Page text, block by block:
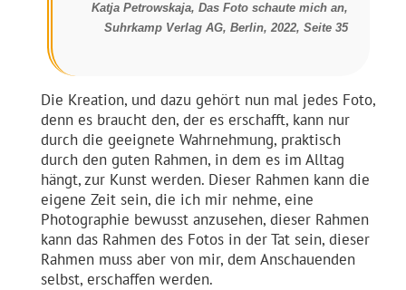
Katja Petrowskaja, Das Foto schaute mich an,
Suhrkamp Verlag AG, Berlin, 2022, Seite 35
Die Kreation, und dazu gehört nun mal jedes Foto,
denn es braucht den, der es erschafft, kann nur
durch die geeignete Wahrnehmung, praktisch
durch den guten Rahmen, in dem es im Alltag
hängt, zur Kunst werden. Dieser Rahmen kann die
eigene Zeit sein, die ich mir nehme, eine
Photographie bewusst anzusehen, dieser Rahmen
kann das Rahmen des Fotos in der Tat sein, dieser
Rahmen muss aber von mir, dem Anschauenden
selbst, erschaffen werden.